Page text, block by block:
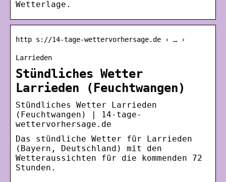
Wetterlage.
http s://14-tage-wettervorhersage.de › … ›
Larrieden
Stündliches Wetter
Larrieden (Feuchtwangen)
Stündliches Wetter Larrieden
(Feuchtwangen) | 14-tage-
wettervorhersage.de
Das stündliche Wetter für Larrieden
(Bayern, Deutschland) mit den
Wetteraussichten für die kommenden 72
Stunden.